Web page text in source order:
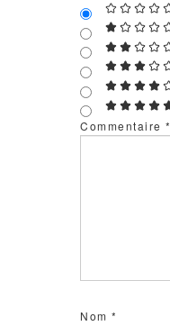
Commentaire*
Nom*